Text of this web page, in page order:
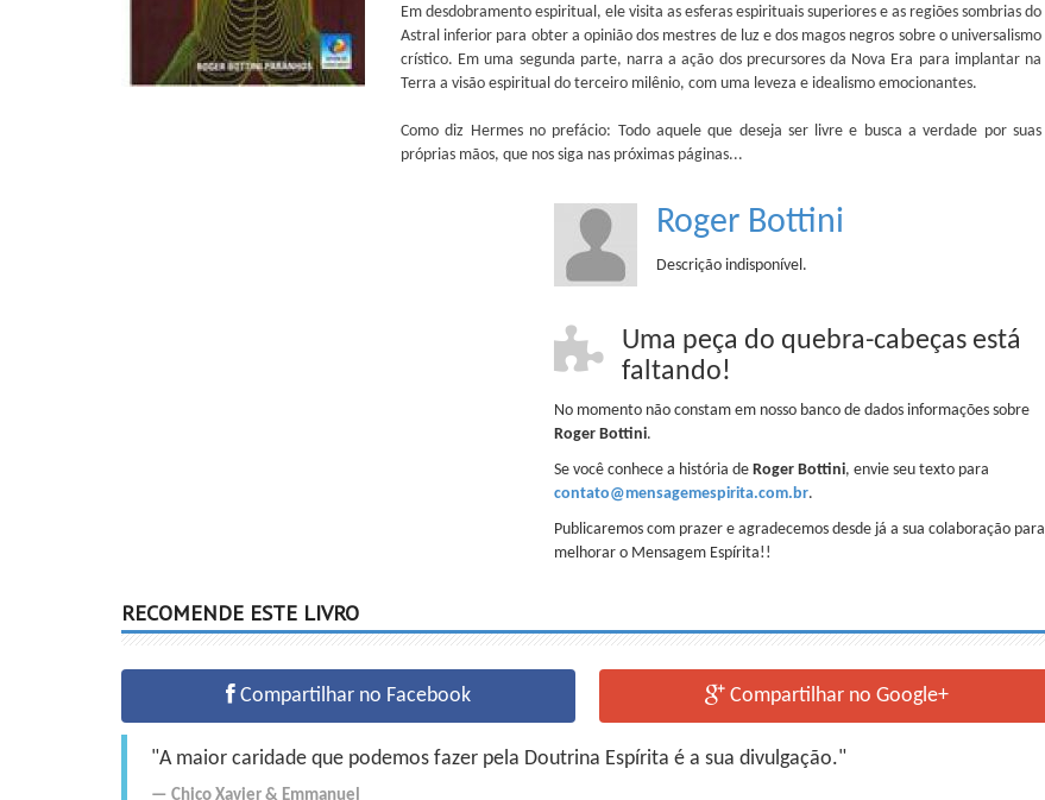
Em desdobramento espiritual, ele visita as esferas espirituais superiores e as regiões sombrias do
Astral inferior para obter a opinião dos mestres de luz e dos magos negros sobre o universalismo
crístico. Em uma segunda parte, narra a ação dos precursores da Nova Era para implantar na
Terra a visão espiritual do terceiro milênio, com uma leveza e idealismo emocionantes.
Como diz Hermes no prefácio: Todo aquele que deseja ser livre e busca a verdade por suas
próprias mãos, que nos siga nas próximas páginas...
Roger Bottini
Descrição indisponível.
Uma peça do quebra-cabeças está
faltando!
No momento não constam em nosso banco de dados informações sobre
Roger Bottini.
Se você conhece a história de Roger Bottini, envie seu texto para
contato@mensagemespirita.com.br.
Publicaremos com prazer e agradecemos desde já a sua colaboração para
melhorar o Mensagem Espírita!!
RECOMENDE ESTE LIVRO
Compartilhar no Facebook Compartilhar no Google+
"A maior caridade que podemos fazer pela Doutrina Espírita é a sua divulgação."
Chico Xavier & Emmanuel